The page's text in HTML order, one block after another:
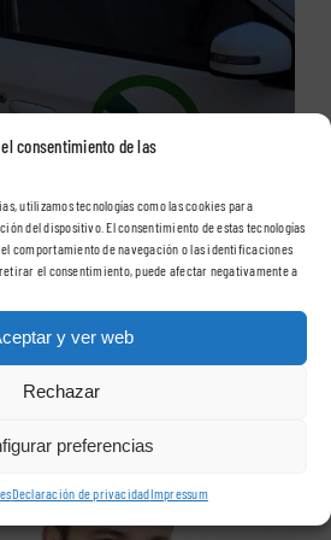
consentimiento de las
utilizamos tecnologías como las cookies para
del dispositivo. El consentimiento de estas tecnologías
comportamiento de navegación o las identificaciones
el consentimiento, puede afectar negativamente a
y ver web
Rechazar
preferencias
Declaración de privacidadImpressum
Especialidades